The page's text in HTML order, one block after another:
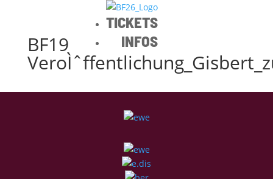
TICKETS
INFOS
BF19